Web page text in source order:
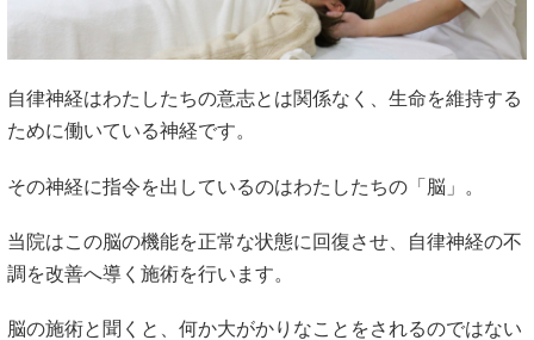
自律神経はわたしたちの意志とは関係なく、生命を維持する
ために働いている神経です。
その神経に指令を出しているのはわたしたちの「脳」。
当院はこの脳の機能を正常な状態に回復させ、自律神経の不
調を改善へ導く施術を行います。
脳の施術と聞くと、何か大がかりなことをされるのではない